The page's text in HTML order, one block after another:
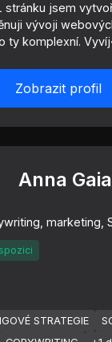
stránku jsem
vývoji
ty komplexní.
Zobrazit profil
Anna
marketing,
STRATEGIE